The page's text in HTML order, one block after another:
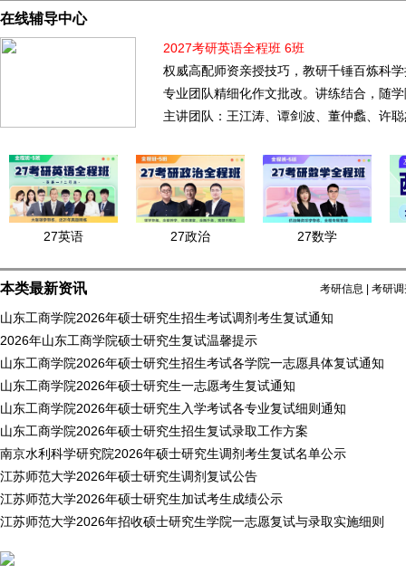
在线辅导中心
2027考研英语全程班 6班
权威高配师资亲授技巧，教研千锤百炼科
专业团队精细化作文批改。讲练结合，随
主讲团队：王江涛、谭剑波、董仲蠡、许
27英语 27政治 27数学
本类最新资讯 考研信息 考研
山东工商学院2026年硕士研究生招生考试调剂考生复试通知
2026年山东工商学院硕士研究生复试温馨提示
山东工商学院2026年硕士研究生招生考试各学院一志愿具体复试通知
山东工商学院2026年硕士研究生一志愿考生复试通知
山东工商学院2026年硕士研究生入学考试各专业复试细则通知
山东工商学院2026年硕士研究生招生复试录取工作方案
南京水利科学研究院2026年硕士研究生调剂考生复试名单公示
江苏师范大学2026年硕士研究生调剂复试公告
江苏师范大学2026年硕士研究生加试考生成绩公示
江苏师范大学2026年招收硕士研究生学院一志愿复试与录取实施细则